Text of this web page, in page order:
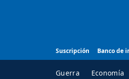
Suscripción Banco de
Guerra Economía